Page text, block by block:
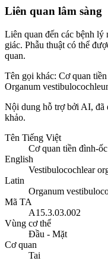
Liên quan lâm sàng
Liên quan đến các bệnh lý
giác. Phẫu thuật có thể
quan.
Tên gọi khác: Cơ quan
Organum
Nội dung hỗ trợ bởi AI,
khảo.
Tên Tiếng Việt
Cơ quan tiền đình-
English
Vestibulocochlear
Latin
Organum
Mã TA
A15.3.03.002
Vùng cơ thể
Đầu - Mặt
Cơ quan
Tai